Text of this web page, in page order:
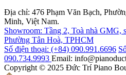
Địa chỉ: 476 Phạm Văn Bạch,
Minh, Việt Nam.
Showroom: Tầng 2, Toà nhà GMG,
Phường Tân Hoà, TPHCM
Số điện thoại: (+84) 090.991.6696
090.734.9993 Email:
Copyright © 2025 Đức Trí Piano